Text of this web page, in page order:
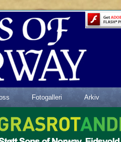
Fotogalleri Arkiv